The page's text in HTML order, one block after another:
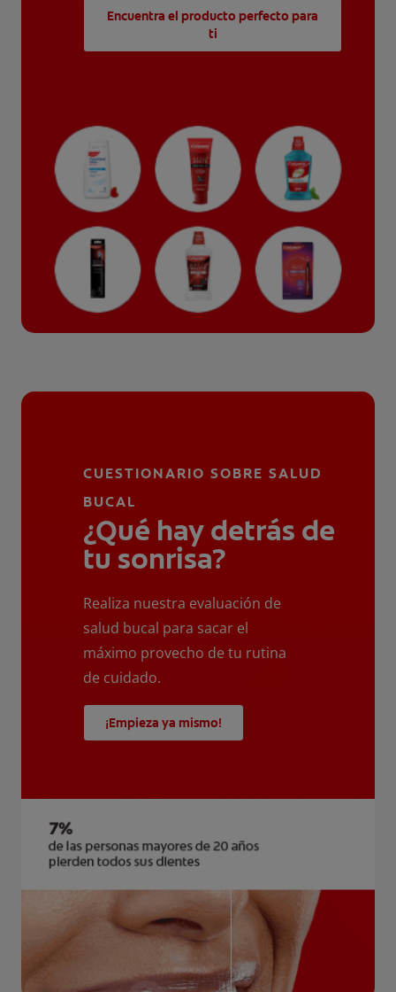
Encuentra el producto perfecto para
ti
CUESTIONARIO SOBRE SALUD
BUCAL
¿Qué hay detrás de
tu sonrisa?
Realiza nuestra evaluación de
salud bucal para sacar el
máximo provecho de tu rutina
de cuidado.
¡Empieza ya mismo!